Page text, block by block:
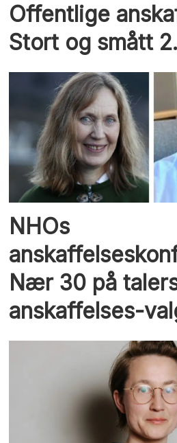
Offentlige
Stort og smått
NHOs
Nær 30 på
anskaffelses-